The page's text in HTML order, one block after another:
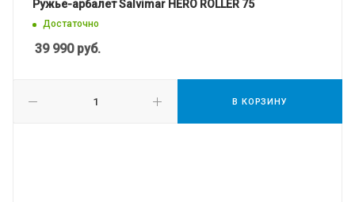
Ружье-арбалет Salvimar HERO ROLLER 75
Достаточно
39 990руб.
В КОРЗИНУ